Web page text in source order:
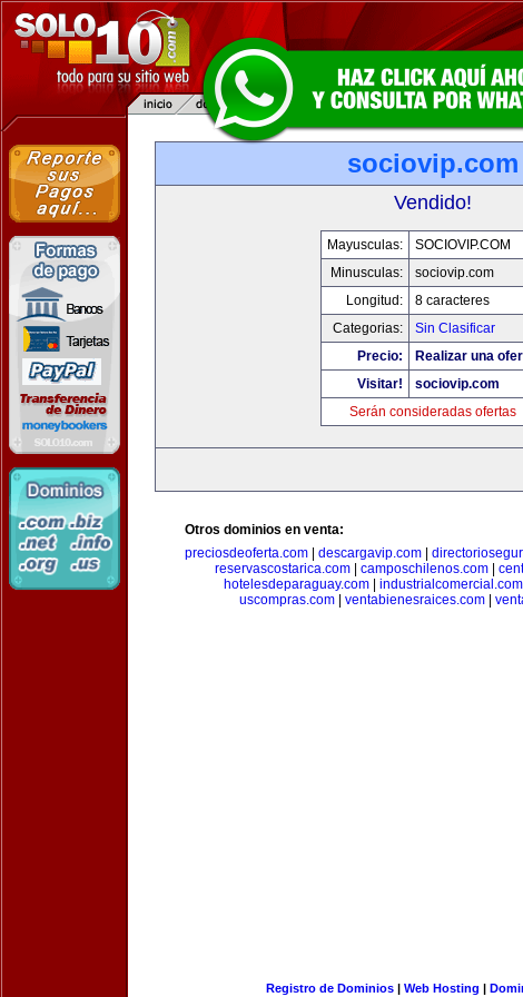
sociovip.com
Vendido!
Mayusculas:
SOCIOVIP.COM
Minusculas:
sociovip.com
Longitud:
8 caracteres
Categorias:
Sin Clasificar
Precio:
Realizar una
Visitar!
sociovip.com
Serán consideradas ofertas
Otros dominios en venta:
preciosdeoferta.com
descargavip.com
reservascostarica.com
camposchilenos.com
hotelesdeparaguay.com| industrialcomercial.com
uscompras.com| ventabienesraices.com|
Registro de Dominios| Web Hosting |